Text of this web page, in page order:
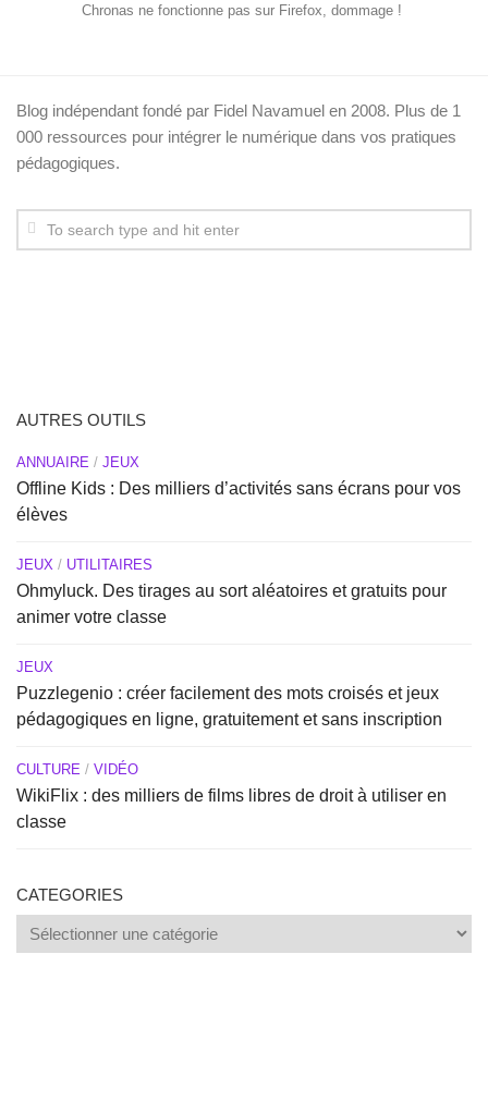
Chronas ne fonctionne pas sur Firefox, dommage !
Blog indépendant fondé par Fidel Navamuel en 2008. Plus de 1
000 ressources pour intégrer le numérique dans vos pratiques
pédagogiques.
AUTRES OUTILS
ANNUAIRE / JEUX
Offline Kids : Des milliers d’activités sans écrans pour vos
élèves
JEUX / UTILITAIRES
Ohmyluck. Des tirages au sort aléatoires et gratuits pour
animer votre classe
JEUX
Puzzlegenio : créer facilement des mots croisés et jeux
pédagogiques en ligne, gratuitement et sans inscription
CULTURE / VIDÉO
WikiFlix : des milliers de films libres de droit à utiliser en
classe
CATEGORIES
Categories